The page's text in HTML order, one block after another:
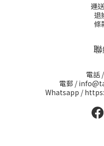
運
退
條
電話
電郵 /
Whatsapp /